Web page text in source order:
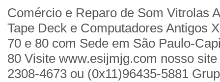
Comércio e Reparo de Som Vitrolas
Tape Deck e Computadores Antigos
70 e 80 com Sede em São Paulo-
80 Visite www.esijmjg.com nosso
2308-4673 ou (0x11)96435-5881